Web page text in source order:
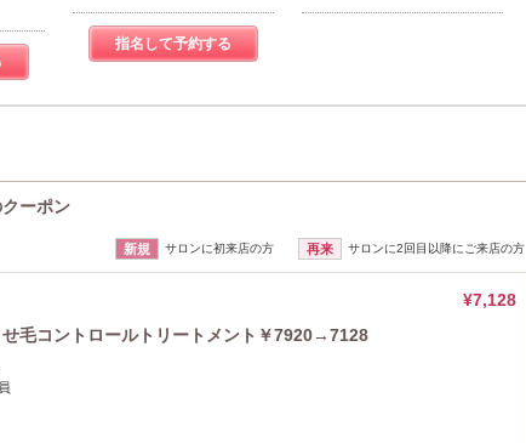
指名して予約する
ーポン
新規 サロンに初来店の方 再来 サロンに2回目以降にご来店の方
¥7,128
せ毛コントロールトリートメント￥7920→7128